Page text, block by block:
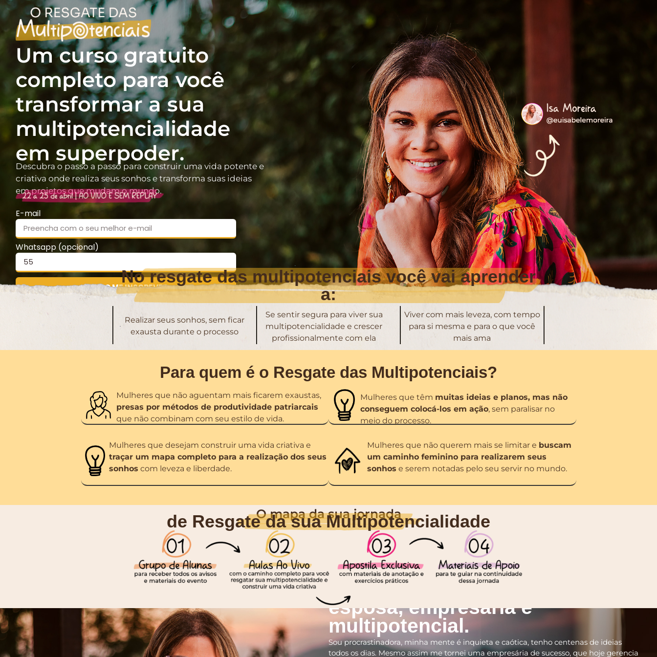
Um curso gratuito
completo para você
transformar a sua
multipotencialidade
em superpoder.
Descubra o passo a passo para construir uma vida potente e
criativa onde realiza seus sonhos e transforma suas ideias
em projetos que mudam o mundo.
E-mail
Whatsapp (opcional)
QUERO ME INSCREVER
No resgate das multipotenciais você vai aprender
a:
Realizar seus sonhos, sem ficar
exausta durante o processo
Se sentir segura para viver sua
multipotencialidade e crescer
profissionalmente com ela
Viver com mais leveza, com tempo
para si mesma e para o que você
mais ama
Para quem é o Resgate das Multipotenciais?
Mulheres que não aguentam mais ficarem exaustas,
presas por métodos de produtividade patriarcais
que não combinam com seu estilo de vida.
Mulheres que têm muitas ideias e planos, mas não
conseguem colocá-los em ação, sem paralisar no
meio do processo.
Mulheres que desejam construir uma vida criativa e
traçar um mapa completo para a realização dos seus
sonhos com leveza e liberdade.
Mulheres que não querem mais se limitar e buscam
um caminho feminino para realizarem seus
sonhos e serem notadas pelo seu servir no mundo.
O mapa da sua jornada
de Resgate da sua Multipotencialidade
Oi, eu sou a Isa, mãe de três,
esposa, empresária e
multipotencial.
Sou procrastinadora, minha mente é inquieta e caótica, tenho centenas de ideias
todos os dias. Mesmo assim me tornei uma empresária de sucesso, que hoje gerencia